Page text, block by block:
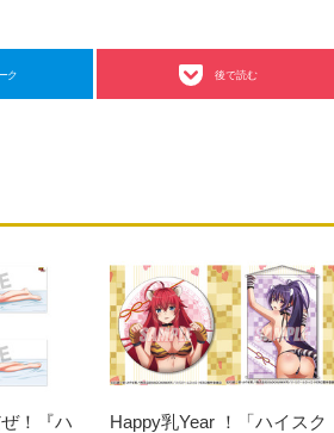
ク 後で読む
！『ハ
Happy乳Year ！「ハイスク